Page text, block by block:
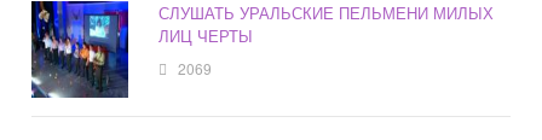
СЛУШАТЬ УРАЛЬСКИЕ ПЕЛЬМЕНИ МИЛЫХ
ЛИЦ ЧЕРТЫ
2069